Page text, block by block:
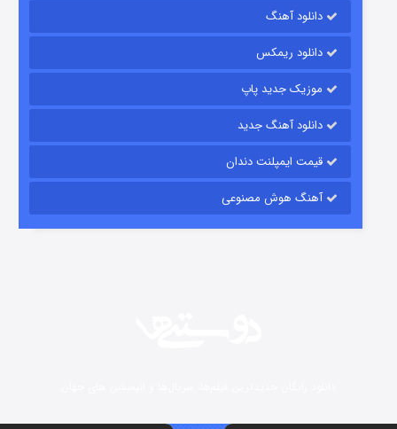
قسمت15 (دوبله) منتشر شد
دانلود آهنگ
دانلود ریمکس
موزیک جدید پاپ
دانلود آهنگ جدید
قیمت ایمپلنت دندان
آهنگ هوش مصنوعی